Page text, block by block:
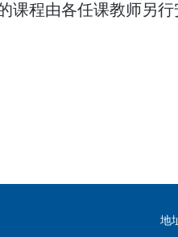
课程由各任课教师另
地